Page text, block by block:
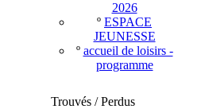
2026
º ESPACE
JEUNESSE
º accueil de loisirs -
programme
Trouvés / Perdus